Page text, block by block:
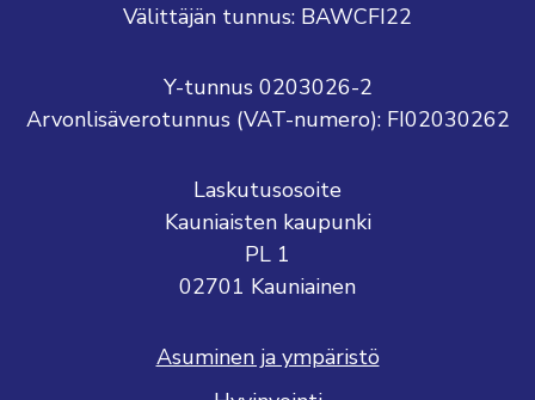
Välittäjän tunnus: BAWCFI22
Y-tunnus 0203026-2
Arvonlisäverotunnus (VAT-numero): FI02030262
Laskutusosoite
Kauniaisten kaupunki
PL 1
02701 Kauniainen
Asuminen ja ympäristö